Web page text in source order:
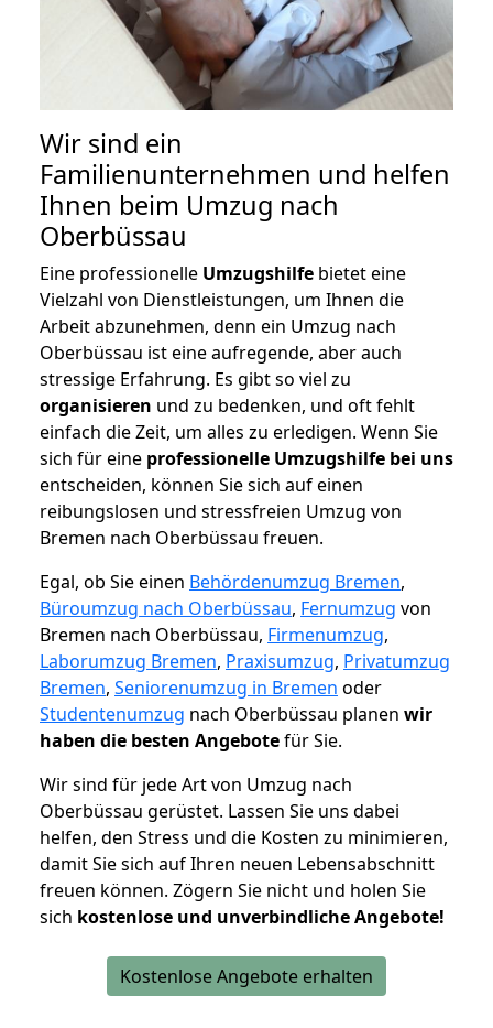
Wir sind ein
Familienunternehmen und helfen
Ihnen beim Umzug nach
Oberbüssau
Eine professionelle Umzugshilfe bietet eine
Vielzahl von Dienstleistungen, um Ihnen die
Arbeit abzunehmen, denn ein Umzug nach
Oberbüssau ist eine aufregende, aber auch
stressige Erfahrung. Es gibt so viel zu
organisieren und zu bedenken, und oft fehlt
einfach die Zeit, um alles zu erledigen. Wenn Sie
sich für eine professionelle Umzugshilfe bei uns
entscheiden, können Sie sich auf einen
reibungslosen und stressfreien Umzug von
Bremen nach Oberbüssau freuen.
Egal, ob Sie einen Behördenumzug Bremen,
Büroumzug nach Oberbüssau, Fernumzug von
Bremen nach Oberbüssau, Firmenumzug,
Laborumzug Bremen, Praxisumzug, Privatumzug
Bremen, Seniorenumzug in Bremen oder
Studentenumzug nach Oberbüssau planen wir
haben die besten Angebotefür Sie.
Wir sind für jede Art von Umzug nach
Oberbüssau gerüstet. Lassen Sie uns dabei
helfen, den Stress und die Kosten zu minimieren,
damit Sie sich auf Ihren neuen Lebensabschnitt
freuen können. Zögern Sie nicht und holen Sie
sich kostenlose und unverbindliche Angebote!
Kostenlose Angebote erhalten